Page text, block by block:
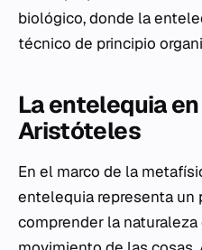
biológico, donde la
técnico de principio
La entelequia
Aristóteles
En el marco de la
entelequia representa un
comprender la